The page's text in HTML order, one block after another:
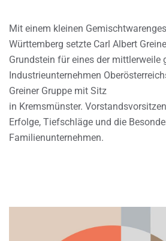
Mit einem kleinen
Württemberg setzte Carl Albert
Grundstein für eines der mittlerweile
Industrieunternehmen
Greiner Gruppe mit Sitz
in Kremsmünster.
Erfolge, Tiefschläge und die
Familienunternehmen.